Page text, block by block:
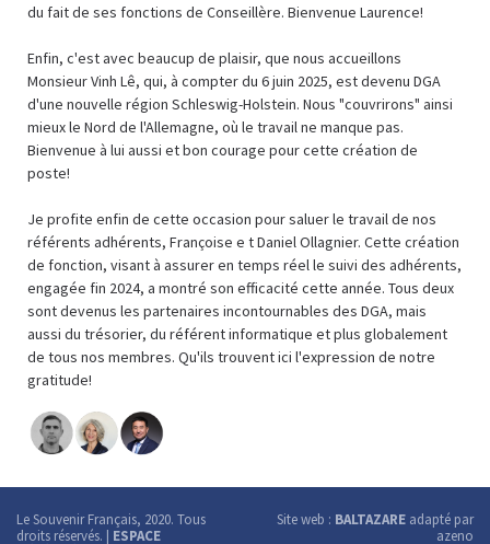
du fait de ses fonctions de Conseillère. Bienvenue Laurence!
Enfin, c'est avec beaucup de plaisir, que nous accueillons
Monsieur Vinh Lê, qui, à compter du 6 juin 2025, est devenu DGA
d'une nouvelle région Schleswig-Holstein. Nous "couvrirons" ainsi
mieux le Nord de l'Allemagne, où le travail ne manque pas.
Bienvenue à lui aussi et bon courage pour cette création de
poste!
Je profite enfin de cette occasion pour saluer le travail de nos
référents adhérents, Françoise e t Daniel Ollagnier. Cette création
de fonction, visant à assurer en temps réel le suivi des adhérents,
engagée fin 2024, a montré son efficacité cette année. Tous deux
sont devenus les partenaires incontournables des DGA, mais
aussi du trésorier, du référent informatique et plus globalement
de tous nos membres. Qu'ils trouvent ici l'expression de notre
gratitude!
Le Souvenir Français, 2020. Tous
droits réservés. | ESPACE
Site web : BALTAZARE adapté par
azeno